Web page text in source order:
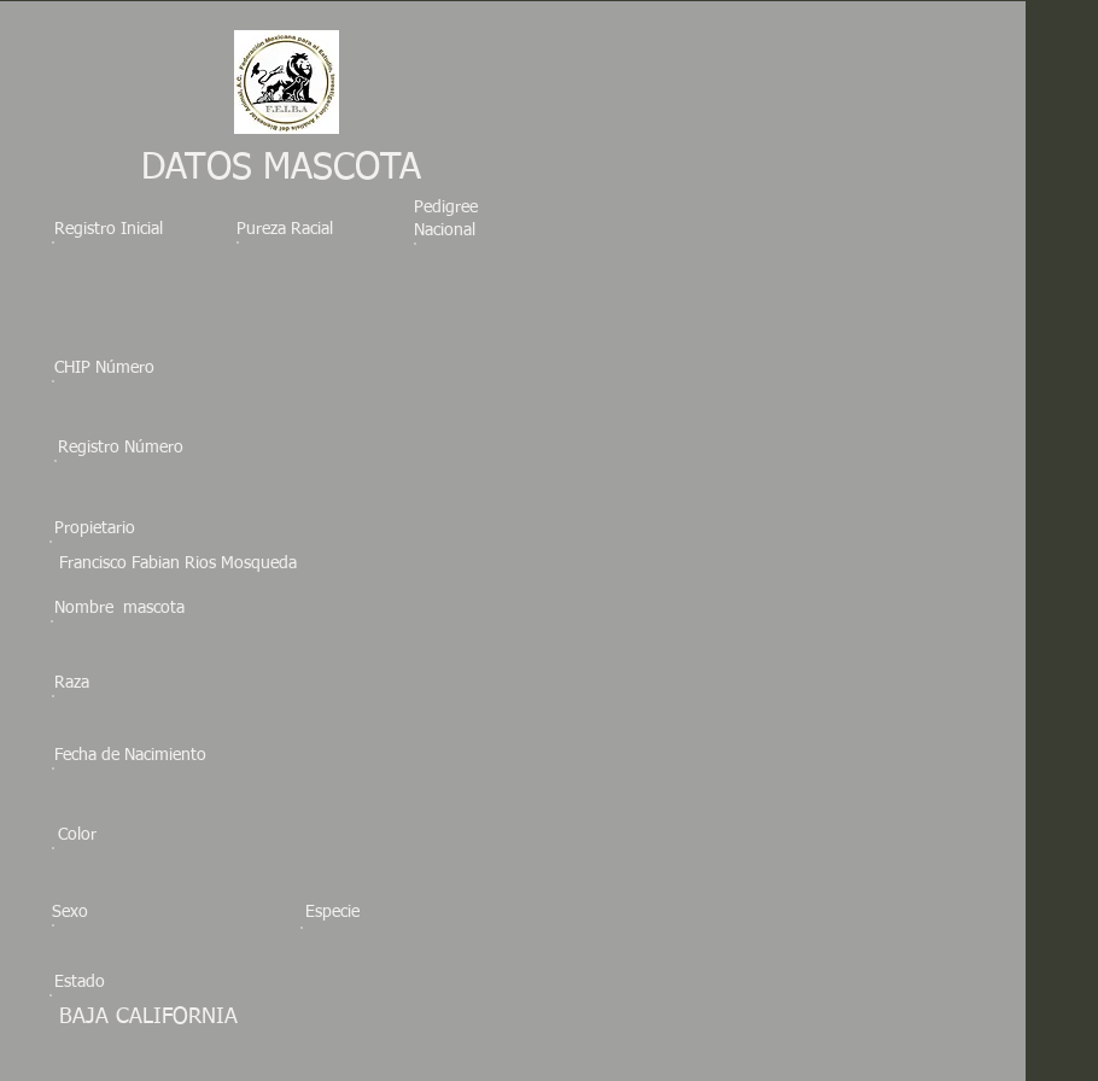
DATOS MASCOTA
Registro Inicial Pureza Racial
Pedigree
Nacional
CHIP Número
Registro Número
Propietario
Francisco Fabian Rios Mosqueda
Nombre mascota
Raza
Fecha de Nacimiento
Color
Sexo
Estado
Especie
BAJA CALIFORNIA